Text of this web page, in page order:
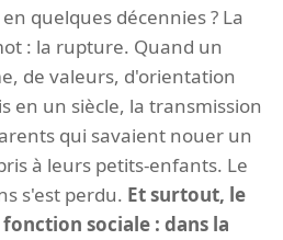
quelques décennies ? La
: la rupture. Quand un
de valeurs, d'orientation
en un siècle, la transmission
qui savaient nouer un
à leurs petits-enfants. Le
s'est perdu. Et surtout, le
sociale : dans la